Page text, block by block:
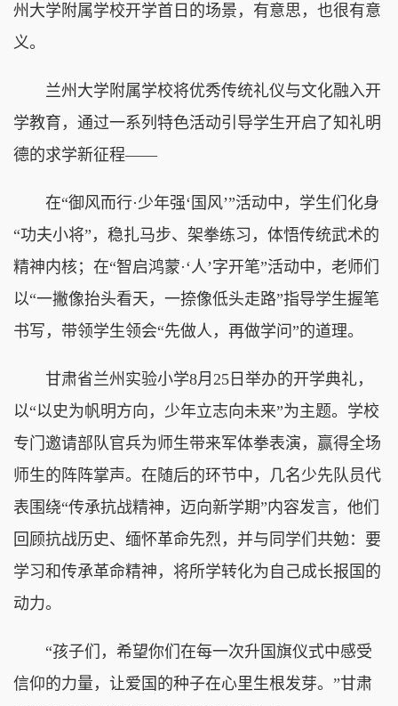
州大学附属学校开学首日的场景，有意思，也很有意
义。
兰州大学附属学校将优秀传统礼仪与文化融入开
学教育，通过一系列特色活动引导学生开启了知礼明
德的求学新征程——
在“御风而行·少年强‘国风’”活动中，学生们化身
“功夫小将”，稳扎马步、架拳练习，体悟传统武术的
精神内核；在“智启鸿蒙·‘人’字开笔”活动中，老师们
以“一撇像抬头看天，一捺像低头走路”指导学生握笔
书写，带领学生领会“先做人，再做学问”的道理。
甘肃省兰州实验小学8月25日举办的开学典礼，
以“以史为帆明方向，少年立志向未来”为主题。学校
专门邀请部队官兵为师生带来军体拳表演，赢得全场
师生的阵阵掌声。在随后的环节中，几名少先队员代
表围绕“传承抗战精神，迈向新学期”内容发言，他们
回顾抗战历史、缅怀革命先烈，并与同学们共勉：要
学习和传承革命精神，将所学转化为自己成长报国的
动力。
“孩子们，希望你们在每一次升国旗仪式中感受
信仰的力量，让爱国的种子在心里生根发芽。”甘肃